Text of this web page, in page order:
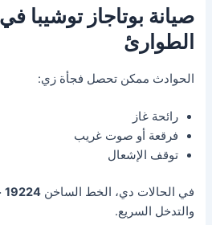
صيانة بوتاجاز توشيبا
الطوارئ
الحوادث ممكن تحصل فجأة زي:
رائحة غاز
فرقعة أو صوت غريب
توقف الإشعال
في الحالات دي، الخط الساخن19224
والتدخل السريع.